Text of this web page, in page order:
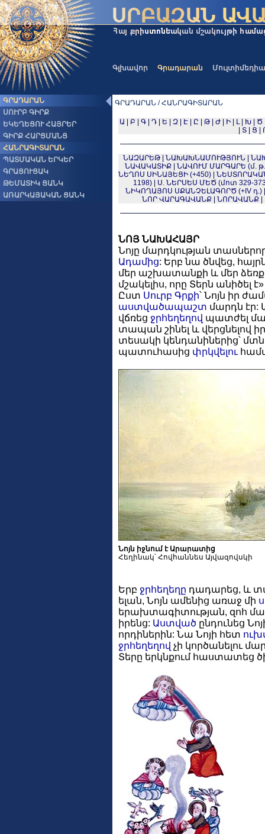
Գլխավոր Գրադարան Մուլտիմեդիա
ԳՐԱԴԱՐԱՆ
ՍՈՒՐԲ ԳԻՐՔ
ԵԿԵՂԵՑՈՒ ՀԱՅՐԵՐ
ԳԻՐՔ ՀԱՐՑՄԱՆՑ
ՀԱՆՐԱԳԻՏԱՐԱՆ
ՊԱՏՄԱԿԱՆ ԵՐԿԵՐ
ԳՐԱՑՈՒՑԱԿ
ԹԵՄԱՏԻԿ ՑԱՆԿ
ԱՌԱՐԿԱՅԱԿԱՆ ՑԱՆԿ
ԳՐԱԴԱՐԱՆ / ՀԱՆՐԱԳԻՏԱՐԱՆ
Ա Բ Գ| Դ| Ե Զ| Է| Ը Թ| Ժ| Ի| Լ| Խ| Ծ
Տ Ց
ՆԱԶԱՐԵԹ| ՆԱԽԱԽՆԱՄՈՒԹՅՈՒՆ
ՆԱՎԱԿԱՏԻՔ
ՆԱՎՈՒՄ ՄԱՐԳԱՐԵ (մ. թ.
ՆԵՂՈՍ ՍԻՆԱՅԵՑԻ (+450)
1198)|
Ս. ՆԵՐՍԵՍ ՄԵԾ (մոտ 329-
ՆԻԿՈՂԱՅՈՍ ՍՔԱՆՉԵԼԱԳՈՐԾ (+IV դ.)
ՆՈՐ ՎԱՐԱԳԱՎԱՆՔ
ՆՈՐԱՎԱՆՔ
ՆՈՅ ՆԱԽԱՀԱՅՐ
Նոյը մարդկության
Ադամից: Երբ նա ծնվեց,
մեր աշխատանքի և մեր
մշակելիս, որը Տերն անիծել է»
Ըստ Սուրբ Գրքի՝ Նոյն իր
աստվածապաշտ մարդն էր:
վճռեց ջրհեղեղով պատժել
տապան շինել և վերցնելով
տեսակի կենդանիներից՝
պատուհասից փրկվելու
Նոյն իջնում է Արարատից
Հեղինակ՝ Հովհաննես Այվազովսկի
Երբ ջրհեղեղը դադարեց, և
ելան, Նոյն ամենից առաջ մի
երախտագիտության, զոհ
իրենց: Աստված ընդունեց
որդիներին: Նա Նոյի հետ
ջրհեղեղով չի կործանելու
Տերը երկնքում հաստատեց